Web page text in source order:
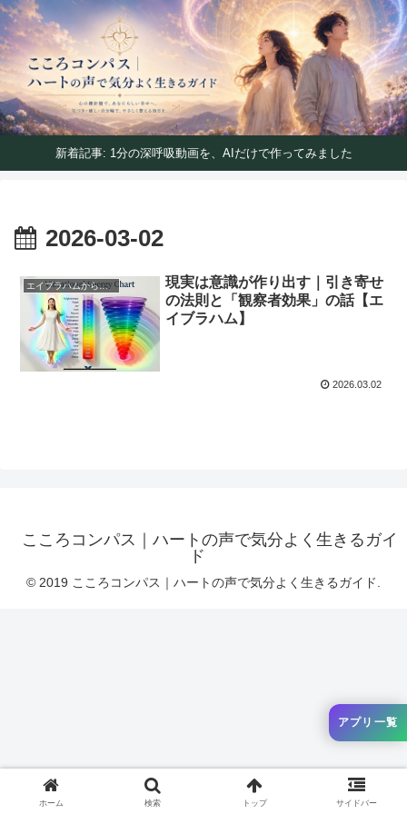
ハートの声で気分よく生きるガイド
こころコンパス｜ハートの声で気分よく生きるガイ
ド
新着記事: 1分の深呼吸動画を、AIだけで作ってみました
2026-03-02
エイブラハムからのメッセージ
現実は意識が作り出す｜引き寄せ
の法則と「観察者効果」の話【エ
イブラハム】
2026.03.02
こころコンパス｜ハートの声で気分よく生きるガイ
ド
© 2019 こころコンパス｜ハートの声で気分よく生きるガイド.
ホーム 検索 トップ サイドバー
アプリ一覧